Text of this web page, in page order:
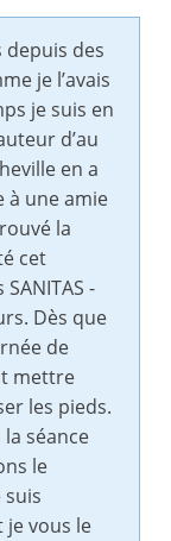
depuis des
je l’avais
je suis en
d’au
en a
à une amie
la
cet
-
Dès que
de
mettre
les pieds.
séance
le
suis
vous le